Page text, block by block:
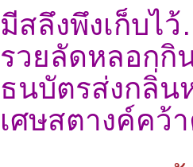
มีสลึงพึงเก็บ
รวยลัดหลอก
ธนบัตรส่งกลิ่
เศษสตางค์ค